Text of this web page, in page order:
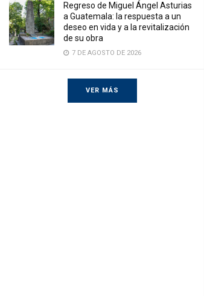
Regreso de Miguel Ángel Asturias
a Guatemala: la respuesta a un
deseo en vida y a la revitalización
de su obra
7 DE AGOSTO DE 2026
VER MÁS